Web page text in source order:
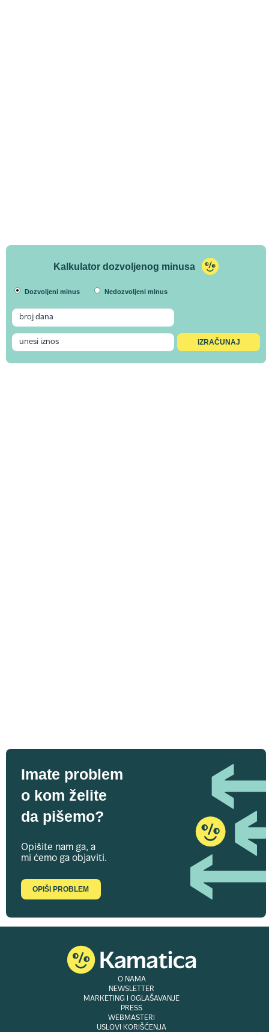
Kalkulator dozvoljenog minusa
Dozvoljeni minus Nedozvoljeni minus
Imate problem
o kom želite
da pišemo?
Opišite nam ga, a
mi ćemo ga objaviti.
OPIŠI PROBLEM
O NAMA
NEWSLETTER
MARKETING I OGLAŠAVANJE
PRESS
WEBMASTERI
USLOVI KORIŠĆENJA